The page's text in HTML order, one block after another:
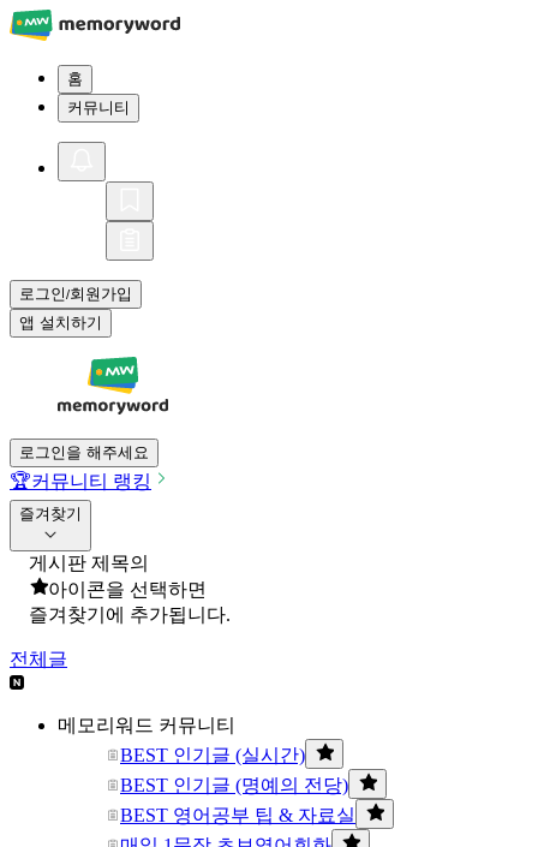
홈
커뮤니티
로그인/회원가입
앱 설치하기
로그인을 해주세요
🏆커뮤니티 랭킹
즐겨찾기
게시판 제목의
아이콘을 선택하면
즐겨찾기에 추가됩니다.
전체글
메모리워드 커뮤니티
BEST 인기글 (실시간)
BEST 인기글 (명예의 전당)
BEST 영어공부 팁 & 자료실